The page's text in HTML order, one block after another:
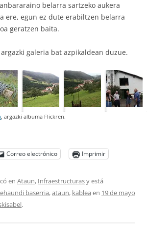
belarra sartzeko aukera
ere, egun ez dute erabiltzen belarra
geratzen baita.
galeria bat azpikaldean duzue.
, argazki albuma Flickren.
Correo electrónico
Imprimir
en Ataun, Infraestructurasy está
baserria,ataun, kablea en 19 de mayo
.